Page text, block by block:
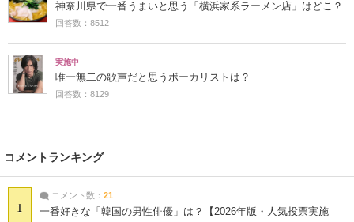
神奈川県で一番うまいと思う「横浜家系ラーメン店」はどこ？
回答数：8512
実施中
唯一無二の歌声だと思うボーカリストは？
回答数：8129
コメントランキング
1
コメント数： 21
一番好きな「韓国の男性俳優」は？【2026年版・人気投票実施